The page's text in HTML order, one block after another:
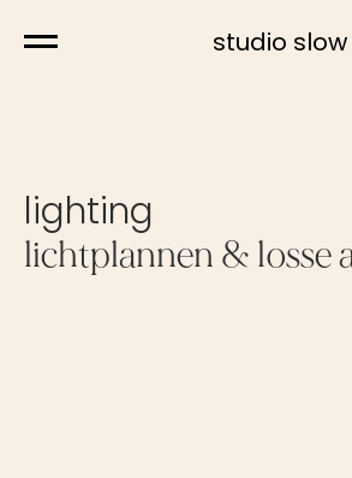
studio
lighting
lichtplannen & losse